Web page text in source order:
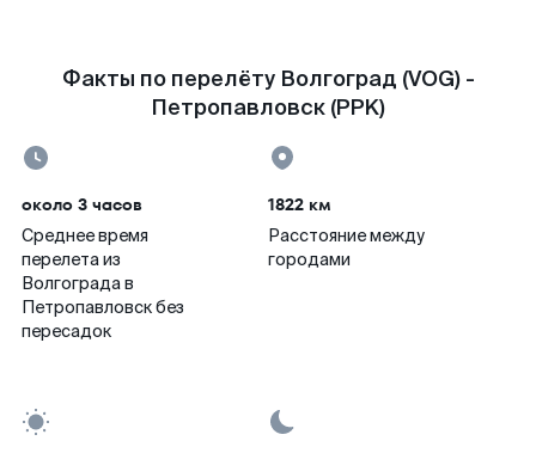
Факты по перелёту Волгоград (VOG) -
Петропавловск (PPK)
около 3 часов
Среднее время
перелета из
Волгограда в
Петропавловск без
пересадок
1822 км
Расстояние между
городами